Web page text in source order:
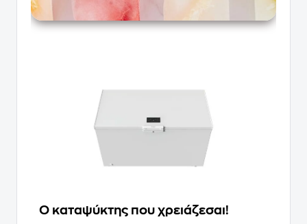
Ο καταψύκτης που χρειάζεσαι!